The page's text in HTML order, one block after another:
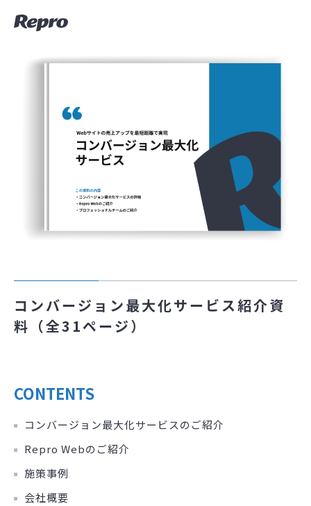
コンバージョン最大化サービス紹介資
料（全31ページ）
CONTENTS
コンバージョン最大化サービスのご紹介
Repro Webのご紹介
施策事例
会社概要